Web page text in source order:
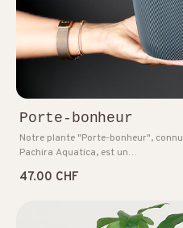
Porte-bonheur
Notre plante "Porte-bonheur",
Pachira Aquatica, est un…
47.00 CHF